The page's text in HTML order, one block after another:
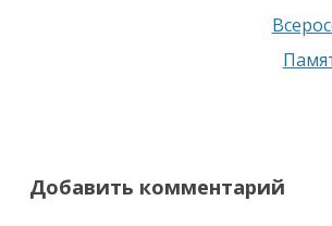
Добавить комментарий